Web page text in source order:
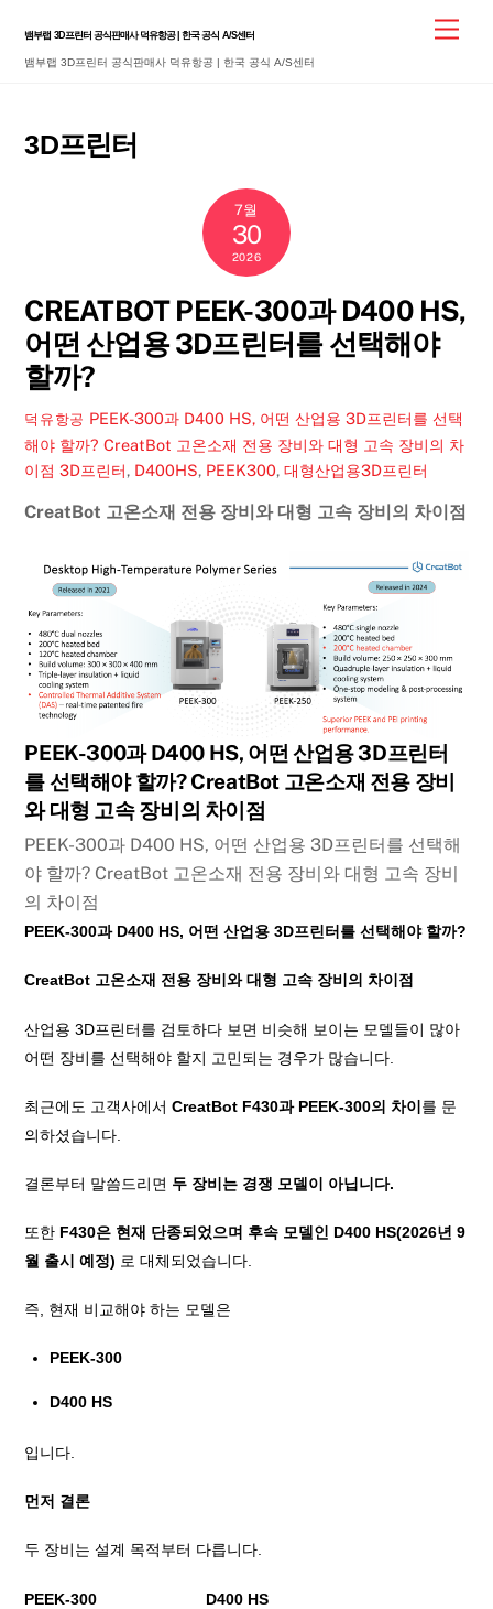
content
뱀부랩 3D프린터 공식판매사 덕유항공 | 한국 공식 A/S센터
뱀부랩 3D프린터 공식판매사 덕유항공 | 한국 공식 A/S센터
3D프린터
7월
30
2026
CREATBOT PEEK-300과 D400 HS,
어떤 산업용 3D프린터를 선택해야
할까?
덕유항공 PEEK-300과 D400 HS, 어떤 산업용 3D프린터를 선택
해야 할까? CreatBot 고온소재 전용 장비와 대형 고속 장비의 차
이점 3D프린터, D400HS, PEEK300,대형산업용3D프린터
CreatBot 고온소재 전용 장비와 대형 고속 장비의 차이점
PEEK-300과 D400 HS, 어떤 산업용 3D프린터
를 선택해야 할까? CreatBot 고온소재 전용 장비
와 대형 고속 장비의 차이점
PEEK-300과 D400 HS, 어떤 산업용 3D프린터를 선택해
야 할까? CreatBot 고온소재 전용 장비와 대형 고속 장비
의 차이점
PEEK-300과 D400 HS, 어떤 산업용 3D프린터를 선택해야 할까?
CreatBot 고온소재 전용 장비와 대형 고속 장비의 차이점
산업용 3D프린터를 검토하다 보면 비슷해 보이는 모델들이 많아
어떤 장비를 선택해야 할지 고민되는 경우가 많습니다.
최근에도 고객사에서CreatBot F430과 PEEK-300의 차이 를 문
의하셨습니다.
결론부터 말씀드리면 두 장비는 경쟁 모델이 아닙니다.
또한 F430은 현재 단종되었으며 후속 모델인 D400 HS(2026년 9
월 출시 예정) 로 대체되었습니다.
즉, 현재 비교해야 하는 모델은
PEEK-300
D400 HS
입니다.
먼저 결론
두 장비는 설계 목적부터 다릅니다.
PEEK-300 D400 HS